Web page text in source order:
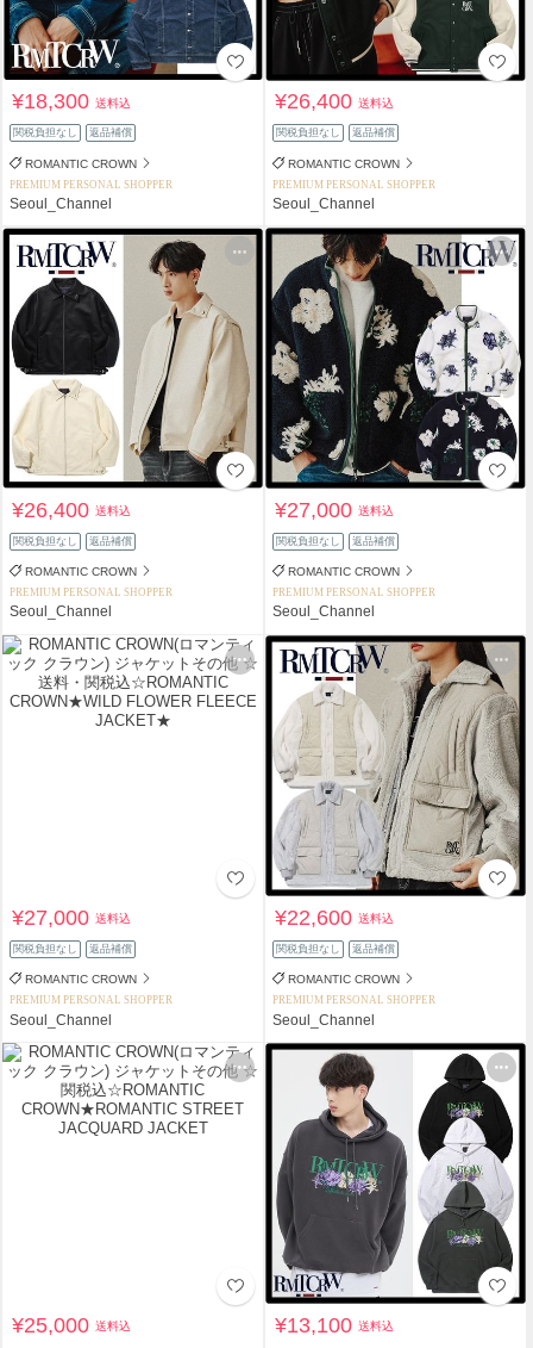
¥18,300送料込
関税負担なし 返品補償
ROMANTIC CROWN
PREMIUM PERSONAL SHOPPER
Seoul_Channel
¥26,400送料込
関税負担なし 返品補償
ROMANTIC CROWN
PREMIUM PERSONAL SHOPPER
Seoul_Channel
¥26,400送料込
関税負担なし 返品補償
ROMANTIC CROWN
PREMIUM PERSONAL SHOPPER
Seoul_Channel
¥27,000送料込
関税負担なし 返品補償
ROMANTIC CROWN
PREMIUM PERSONAL SHOPPER
Seoul_Channel
¥27,000送料込
関税負担なし 返品補償
ROMANTIC CROWN
PREMIUM PERSONAL SHOPPER
Seoul_Channel
¥22,600送料込
関税負担なし 返品補償
ROMANTIC CROWN
PREMIUM PERSONAL SHOPPER
Seoul_Channel
¥25,000送料込 ¥13,100送料込